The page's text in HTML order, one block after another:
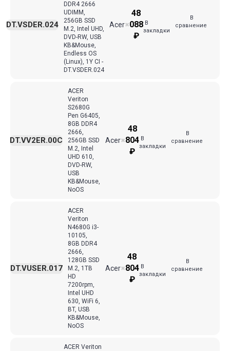
DDR4 2666
UDIMM,
256GB SSD
M.2, Intel UHD,
DVD-RW, USB
KB&Mouse,
Endless OS
(Linux), 1Y CI -
DT.VSDER.024
Acer
DT.VSDER.024 ✖
48
088
₽
В
закладки
В
сравнение
ACER
Veriton
S2680G
Pen G6405,
8GB DDR4
2666,
256GB SSD
M.2, Intel
UHD 610,
DVD-RW,
USB
KB&Mouse,
NoOS
Acer
DT.VV2ER.00C ✖
48
804
₽
В
закладки
В
сравнение
ACER
Veriton
N4680G i3-
10105,
8GB DDR4
2666,
128GB SSD
M.2, 1TB
HD
7200rpm,
Intel UHD
630, WiFi 6,
BT, USB
KB&Mouse,
NoOS
Acer
DT.VUSER.017 ✖
48
804
₽
В
закладки
В
сравнение
ACER Veriton